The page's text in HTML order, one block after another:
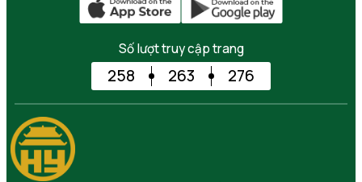
Số lượt truy cập trang
258 263 276